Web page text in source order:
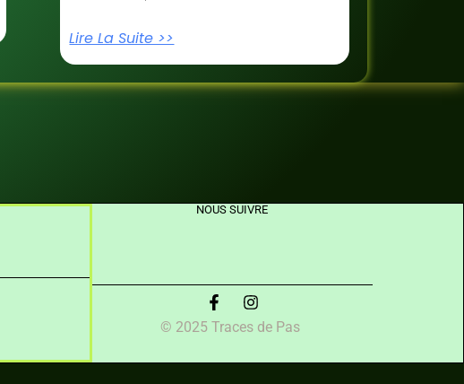
Lire La Suite >>
NOUS SUIVRE
© 2025 Traces de Pas